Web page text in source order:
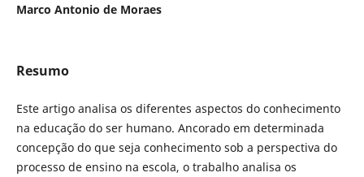
Marco Antonio de Moraes
Resumo
Este artigo analisa os diferentes aspectos do conhecimento
na educação do ser humano. Ancorado em determinada
concepção do que seja conhecimento sob a perspectiva do
processo de ensino na escola, o trabalho analisa os